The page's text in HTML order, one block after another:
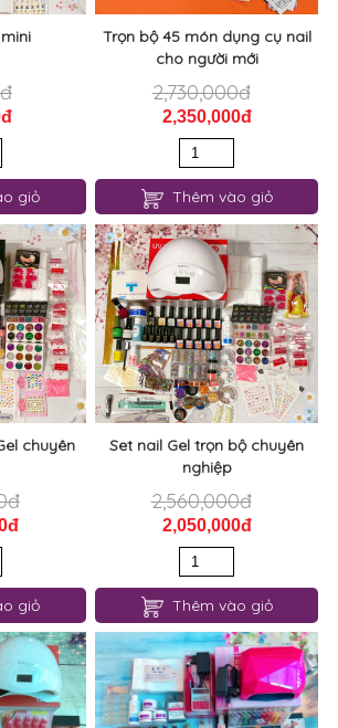
giỏ
Trọn bộ 45 món dụng cụ nail
cho người mới
2,730,000đ
2,350,000đ
Thêm vào giỏ
chuyên
giỏ
Set nail Gel trọn bộ chuyên
nghiệp
2,560,000đ
2,050,000đ
Thêm vào giỏ